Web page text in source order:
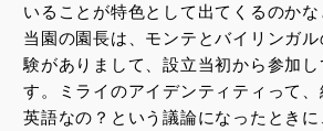
いることが特色として出てくるのかな
当園の園長は、モンテとバイリンガ
験がありまして、設立当初から参加
す。ミライのアイデンティティって、
英語なの？という議論になったとき